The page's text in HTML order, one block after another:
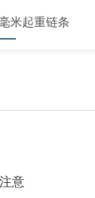
米起重链条
意